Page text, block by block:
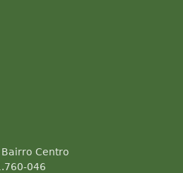
Bairro Centro
046